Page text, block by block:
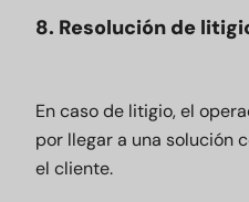
8. Resolución de
En caso de litigio, el
por llegar a una solución
el cliente.